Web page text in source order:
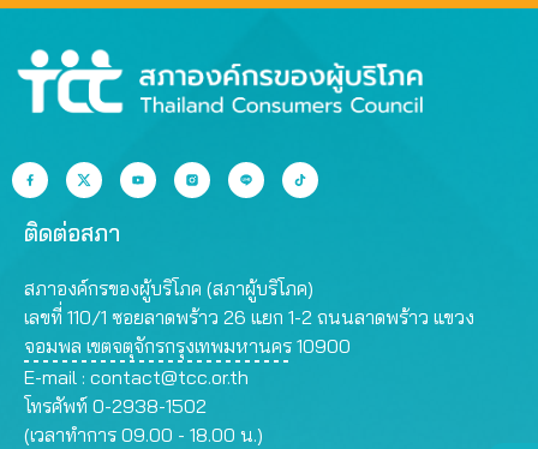
ติดต่อสภา
สภาองค์กรของผู้บริโภค (สภาผู้บริโภค)
เลขที่ 110/1 ซอยลาดพร้าว 26 แยก 1-2 ถนนลาดพร้าว แขวง
จอมพล เขตจตุจักรกรุงเทพมหานคร 10900
E-mail : contact@tcc.or.th
โทรศัพท์ 0-2938-1502
(เวลาทำการ 09.00 - 18.00 น.)